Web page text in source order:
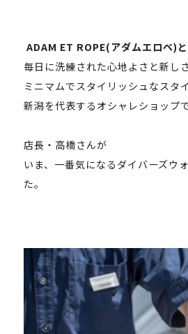
ADAM ET ROPE(アダムエロペ)
毎日に洗練された心地よさと新し
ミニマムでスタイリッシュなスタ
新潟を代表するオシャレショップで
店長・高橋さんが
いま、一番気になるダイバーズウ
た。